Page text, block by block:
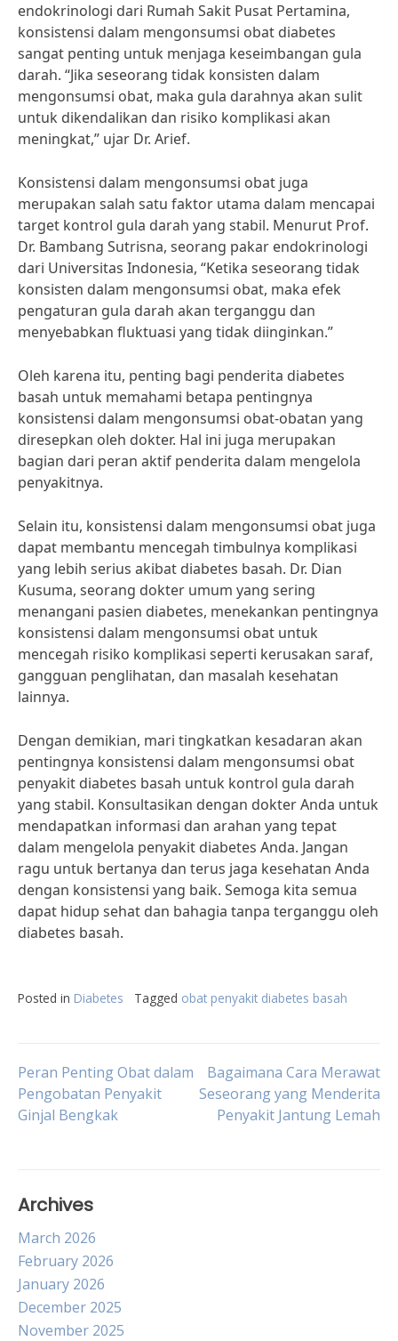
endokrinologi dari Rumah Sakit Pusat Pertamina,
konsistensi dalam mengonsumsi obat diabetes
sangat penting untuk menjaga keseimbangan gula
darah. “Jika seseorang tidak konsisten dalam
mengonsumsi obat, maka gula darahnya akan sulit
untuk dikendalikan dan risiko komplikasi akan
meningkat,” ujar Dr. Arief.
Konsistensi dalam mengonsumsi obat juga
merupakan salah satu faktor utama dalam mencapai
target kontrol gula darah yang stabil. Menurut Prof.
Dr. Bambang Sutrisna, seorang pakar endokrinologi
dari Universitas Indonesia, “Ketika seseorang tidak
konsisten dalam mengonsumsi obat, maka efek
pengaturan gula darah akan terganggu dan
menyebabkan fluktuasi yang tidak diinginkan.”
Oleh karena itu, penting bagi penderita diabetes
basah untuk memahami betapa pentingnya
konsistensi dalam mengonsumsi obat-obatan yang
diresepkan oleh dokter. Hal ini juga merupakan
bagian dari peran aktif penderita dalam mengelola
penyakitnya.
Selain itu, konsistensi dalam mengonsumsi obat juga
dapat membantu mencegah timbulnya komplikasi
yang lebih serius akibat diabetes basah. Dr. Dian
Kusuma, seorang dokter umum yang sering
menangani pasien diabetes, menekankan pentingnya
konsistensi dalam mengonsumsi obat untuk
mencegah risiko komplikasi seperti kerusakan saraf,
gangguan penglihatan, dan masalah kesehatan
lainnya.
Dengan demikian, mari tingkatkan kesadaran akan
pentingnya konsistensi dalam mengonsumsi obat
penyakit diabetes basah untuk kontrol gula darah
yang stabil. Konsultasikan dengan dokter Anda untuk
mendapatkan informasi dan arahan yang tepat
dalam mengelola penyakit diabetes Anda. Jangan
ragu untuk bertanya dan terus jaga kesehatan Anda
dengan konsistensi yang baik. Semoga kita semua
dapat hidup sehat dan bahagia tanpa terganggu oleh
diabetes basah.
Posted in Diabetes Tagged obat penyakit diabetes basah
Post
navigation
Peran Penting Obat dalam
Pengobatan Penyakit
Ginjal Bengkak
Bagaimana Cara Merawat
Seseorang yang Menderita
Penyakit Jantung Lemah
Archives
March 2026
February 2026
January 2026
December 2025
November 2025